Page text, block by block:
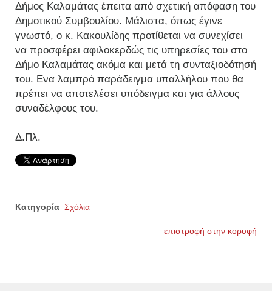
Δήμος Καλαμάτας έπειτα από σχετική απόφαση του
Δημοτικού Συμβουλίου. Μάλιστα, όπως έγινε
γνωστό, ο κ. Κακουλίδης προτίθεται να συνεχίσει
να προσφέρει αφιλοκερδώς τις υπηρεσίες του στο
Δήμο Καλαμάτας ακόμα και μετά τη συνταξιοδότησή
του. Ενα λαμπρό παράδειγμα υπαλλήλου που θα
πρέπει να αποτελέσει υπόδειγμα και για άλλους
συναδέλφους του.
Δ.Πλ.
Κατηγορία Σχόλια
επιστροφή στην κορυφή